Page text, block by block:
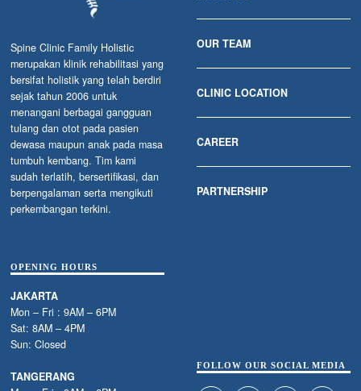
Spine Clinic Family Holistic
merupakan klinik rehabilitasi yang
bersifat holistik yang telah berdiri
sejak tahun 2006 untuk
menangani berbagai gangguan
tulang dan otot pada pasien
dewasa maupun anak pada masa
tumbuh kembang. Tim kami
sudah terlatih, bersertifikasi, dan
berpengalaman serta mengikuti
perkembangan terkini.
OUR TEAM
CLINIC LOCATION
CAREER
PARTNERSHIP
OPENING HOURS
JAKARTA
Mon – Fri : 9AM – 6PM
Sat: 8AM – 4PM
Sun: Closed
TANGERANG
FOLLOW OUR SOCIAL MEDIA